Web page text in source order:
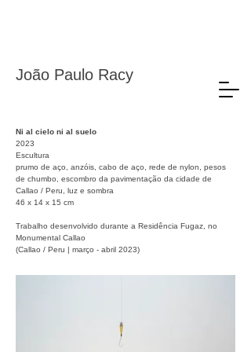
João Paulo Racy
Ni al cielo ni al suelo
2023
Escultura
prumo de aço, anzóis, cabo de aço, rede de nylon, pesos
de chumbo, escombro da pavimentação da cidade de
Callao / Peru, luz e sombra
46 x 14 x 15 cm
Trabalho desenvolvido durante a Residência Fugaz, no
Monumental Callao
(Callao / Peru | março - abril 2023)